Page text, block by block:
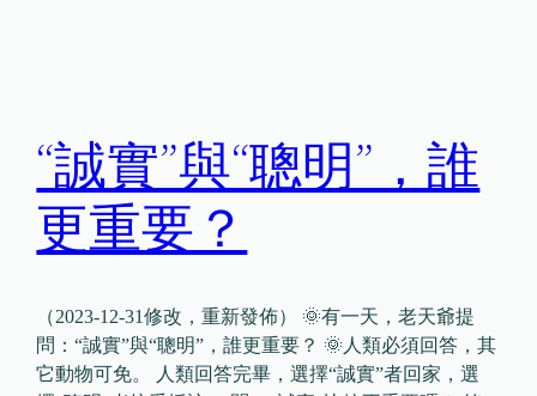
“誠實”與“聰明”，誰
更重要？
（2023-12-31修改，重新發佈） 🌞有一天，老天爺提
問：“誠實”與“聰明”，誰更重要？ 🌞人類必須回答，其
它動物可免。 人類回答完畢，選擇“誠實”者回家，選